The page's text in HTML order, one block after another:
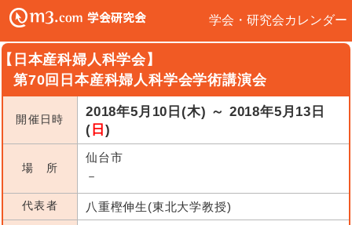
学会・研究会カレンダー
日本産科婦人科学会】
第70回日本産科婦人科学会学術講演会
開催日時
2018年5月10日(木) ～ 2018年5月13日
( 日 )
場 所
仙台市
－
代表者 八重樫伸生(東北大学教授)